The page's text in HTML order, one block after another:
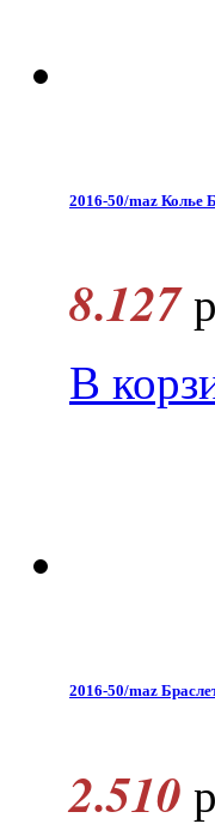
2016-50/maz Колье
8.127
В
2016-50/maz
2.510